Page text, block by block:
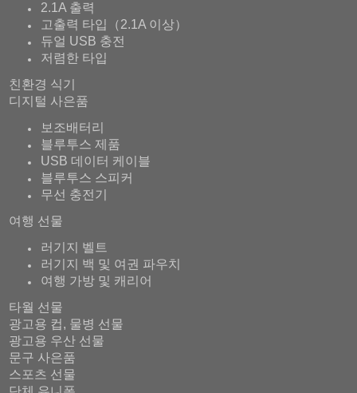
2.1A 출력
고출력 타입（2.1A 이상）
듀얼 USB 충전
저렴한 타입
친환경 식기
디지털 사은품
보조배터리
블루투스 제품
USB 데이터 케이블
블루투스 스피커
무선 충전기
여행 선물
러기지 벨트
러기지 백 및 여권 파우치
여행 가방 및 캐리어
타월 선물
광고용 컵, 물병 선물
광고용 우산 선물
문구 사은품
스포츠 선물